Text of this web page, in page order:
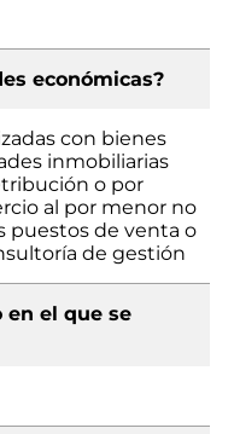
económicas?
con bienes
inmobiliarias
o por
al por menor no
puestos de venta o
de gestión
en el que se